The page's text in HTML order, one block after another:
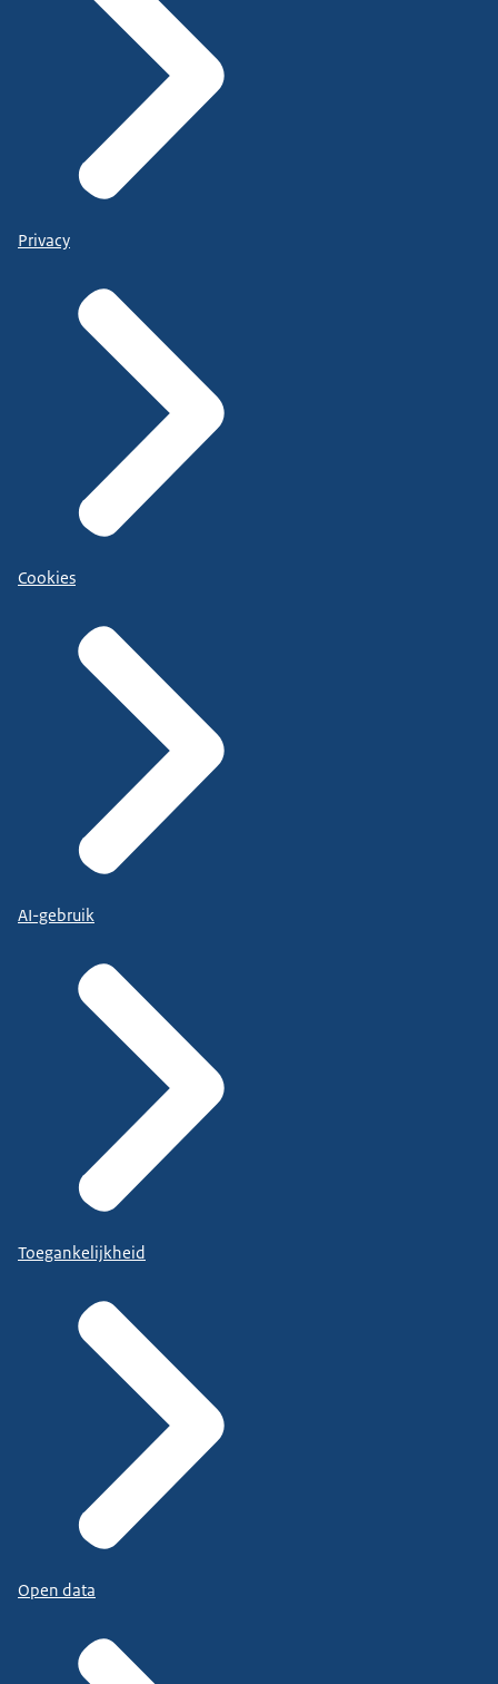
Privacy
Cookies
AI-gebruik
Toegankelijkheid
Open data